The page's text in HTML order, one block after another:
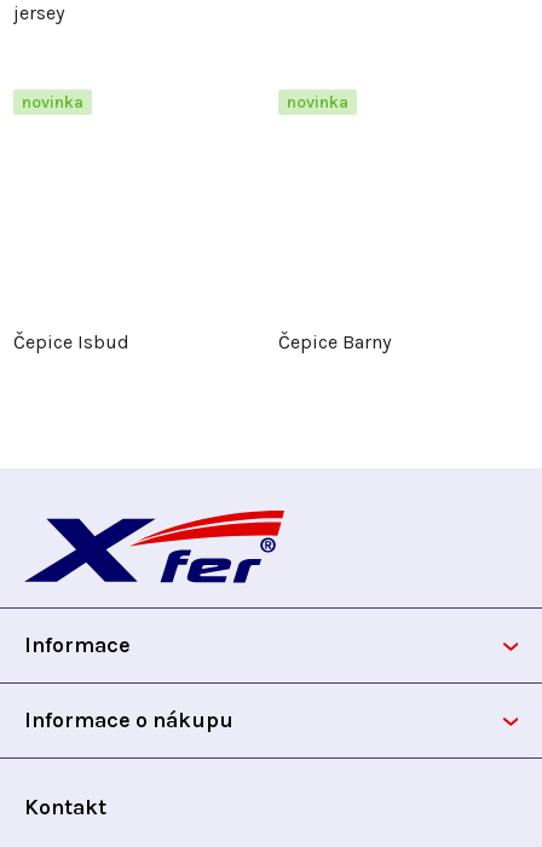
jersey
novinka
Čepice Isbud
novinka
Čepice Barny
p
Informace
Informace o nákupu
Kontakt